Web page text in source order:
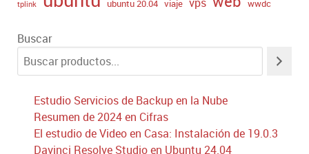
tplink ubuntu 20.04 viaje wwdc
Buscar
Estudio Servicios de Backup en la Nube
Resumen de 2024 en Cifras
El estudio de Video en Casa: Instalación de 19.0.3
Davinci Resolve Studio en Ubuntu 24.04